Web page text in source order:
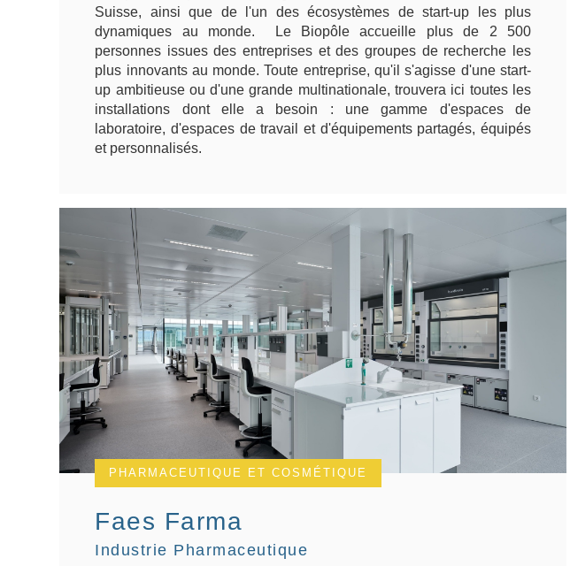
Suisse, ainsi que de l'un des écosystèmes de start-up les plus
dynamiques au monde. Le Biopôle accueille plus de 2 500
personnes issues des entreprises et des groupes de recherche les
plus innovants au monde. Toute entreprise, qu'il s'agisse d'une start-
up ambitieuse ou d'une grande multinationale, trouvera ici toutes les
installations dont elle a besoin : une gamme d'espaces de
laboratoire, d'espaces de travail et d'équipements partagés, équipés
et personnalisés.
PHARMACEUTIQUE ET COSMÉTIQUE
Faes Farma
Industrie Pharmaceutique